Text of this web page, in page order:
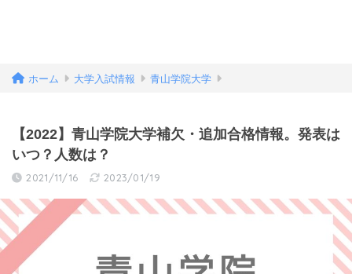
ホーム 大学入試情報 青山学院大学
【2022】青山学院大学補欠・追加合格情報。発表は
いつ？人数は？
2021/11/16 2023/01/19